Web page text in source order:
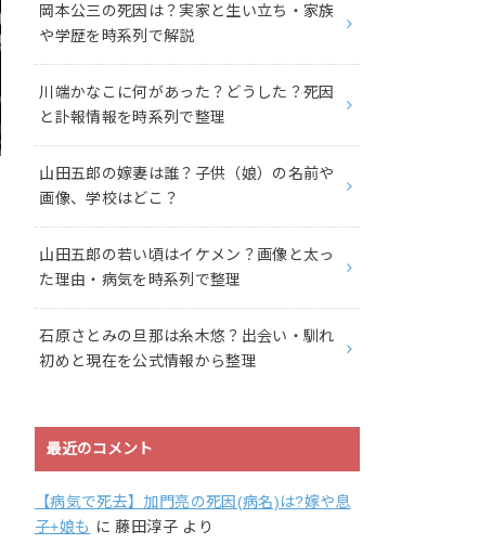
岡本公三の死因は？実家と生い立ち・家族
や学歴を時系列で解説
川端かなこに何があった？どうした？死因
と訃報情報を時系列で整理
山田五郎の嫁妻は誰？子供（娘）の名前や
画像、学校はどこ？
山田五郎の若い頃はイケメン？画像と太っ
た理由・病気を時系列で整理
石原さとみの旦那は糸木悠？出会い・馴れ
初めと現在を公式情報から整理
最近のコメント
【病気で死去】加門亮の死因(病名)は?嫁や息
子+娘も に藤田淳子より